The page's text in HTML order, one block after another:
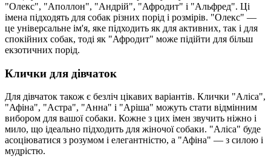
"Олекс", "Аполлон", "Андрій", "Афродит" і "Альфред". Ці
імена підходять для собак різних порід і розмірів. "Олекс" —
це універсальне ім'я, яке підходить як для активних, так і для
спокійних собак, тоді як "Афродит" може підійти для більш
екзотичних порід.
Клички для дівчаток
Для дівчаток також є безліч цікавих варіантів. Клички "Аліса",
"Афіна", "Астра", "Анна" і "Аріша" можуть стати відмінним
вибором для вашої собаки. Кожне з цих імен звучить ніжно і
мило, що ідеально підходить для жіночої собаки. "Аліса" буде
асоціюватися з розумом і елегантністю, а "Афіна" — з силою і
мудрістю.